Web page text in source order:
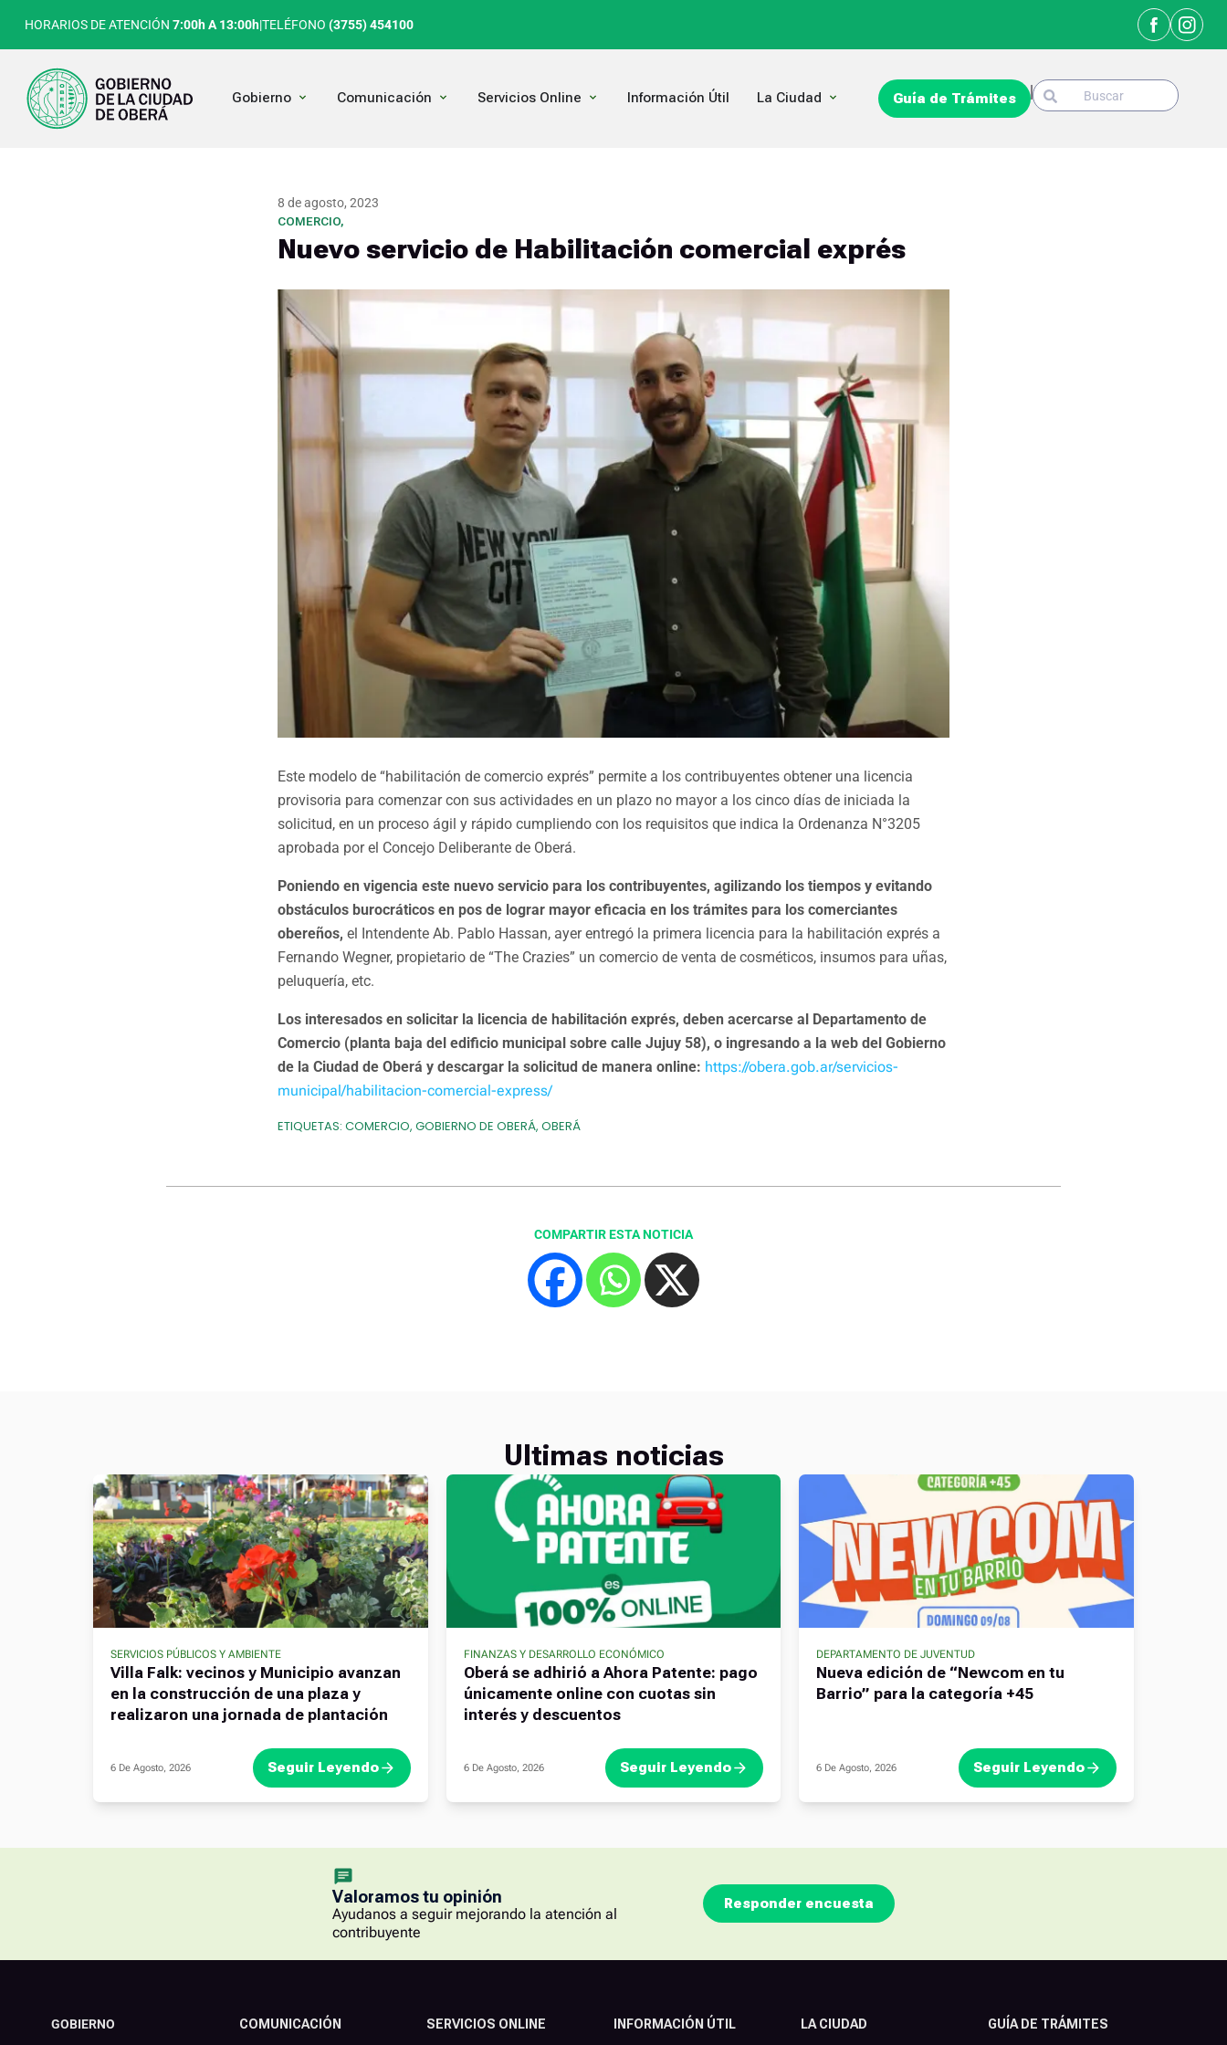
HORARIOS DE ATENCIÓN 7:00h A 13:00h|TELÉFONO (3755) 454100
Gobierno Open Gobierno
Comunicación Open Comunicación
Servicios Online Open Servicios Online
Información Útil La Ciudad Open La CiudadGuía de Trámites Search
Search
8 de agosto, 2023
COMERCIO,
Nuevo servicio de Habilitación comercial exprés
Este modelo de “habilitación de comercio exprés” permite a los contribuyentes obtener una licencia
provisoria para comenzar con sus actividades en un plazo no mayor a los cinco días de iniciada la
solicitud, en un proceso ágil y rápido cumpliendo con los requisitos que indica la Ordenanza N°3205
aprobada por el Concejo Deliberante de Oberá.
Poniendo en vigencia este nuevo servicio para los contribuyentes, agilizando los tiempos y evitando
obstáculos burocráticos en pos de lograr mayor eficacia en los trámites para los comerciantes
obereños, el Intendente Ab. Pablo Hassan, ayer entregó la primera licencia para la habilitación exprés a
Fernando Wegner, propietario de “The Crazies” un comercio de venta de cosméticos, insumos para uñas,
peluquería, etc.
Los interesados en solicitar la licencia de habilitación exprés, deben acercarse al Departamento de
Comercio (planta baja del edificio municipal sobre calle Jujuy 58), o ingresando a la web del Gobierno
de la Ciudad de Oberá y descargar la solicitud de manera online: https://obera.gob.ar/servicios-
municipal/habilitacion-comercial-express/
ETIQUETAS: COMERCIO, GOBIERNO DE OBERÁ, OBERÁ
COMPARTIR ESTA NOTICIA
Ultimas noticias
SERVICIOS PÚBLICOS Y AMBIENTE
Villa Falk: vecinos y Municipio avanzan
en la construcción de una plaza y
realizaron una jornada de plantación
6 De Agosto, 2026 Seguir Leyendo
FINANZAS Y DESARROLLO ECONÓMICO
Oberá se adhirió a Ahora Patente: pago
únicamente online con cuotas sin
interés y descuentos
6 De Agosto, 2026 Seguir Leyendo
DEPARTAMENTO DE JUVENTUD
Nueva edición de “Newcom en tu
Barrio” para la categoría +45
6 De Agosto, 2026 Seguir Leyendo
Valoramos tu opinión
Ayudanos a seguir mejorando la atención al
contribuyente
Responder encuesta
GOBIERNO COMUNICACIÓN SERVICIOS ONLINE INFORMACIÓN ÚTIL LA CIUDAD GUÍA DE TRÁMITES